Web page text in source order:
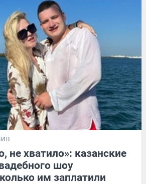
не хватило»: казанские
шоу
им заплатили